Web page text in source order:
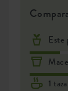
Este
1